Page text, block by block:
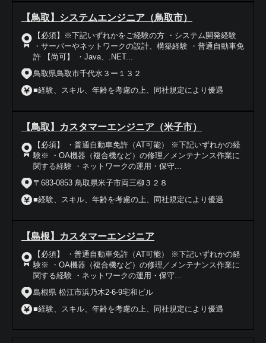
【鳥取】システムエンジニア（鳥取市）
【必須】※下記いずれかをご経験の方 ・システム開発経験
・サーバーやネットワークの設計、構築経験 ・普通自動車免
許 【尚可】 ・Java、.NET...
鳥取県鳥取市千代水３ー１３２
■経験、スキル、年齢を考慮の上、同社規定により優遇
【鳥取】カスタマーエンジニア（米子市）
【必須】 ・普通自動車免許（AT可能） ※下記いずれかの経
験※ ・OA機器（複合機など）の修理／メンテナンス作業に
関する経験 ・ネットワークの運用・保守...
〒683-0853 鳥取県米子市両三柳３２８
■経験、スキル、年齢を考慮の上、同社規定により優遇
【島根】カスタマーエンジニア
【必須】 ・普通自動車免許（AT可能） ※下記いずれかの経
験※ ・OA機器（複合機など）の修理／メンテナンス作業に
関する経験 ・ネットワークの運用・保守...
島根県 松江市浜乃木2-6-9宅和ビル
■経験、スキル、年齢を考慮の上、同社規定により優遇